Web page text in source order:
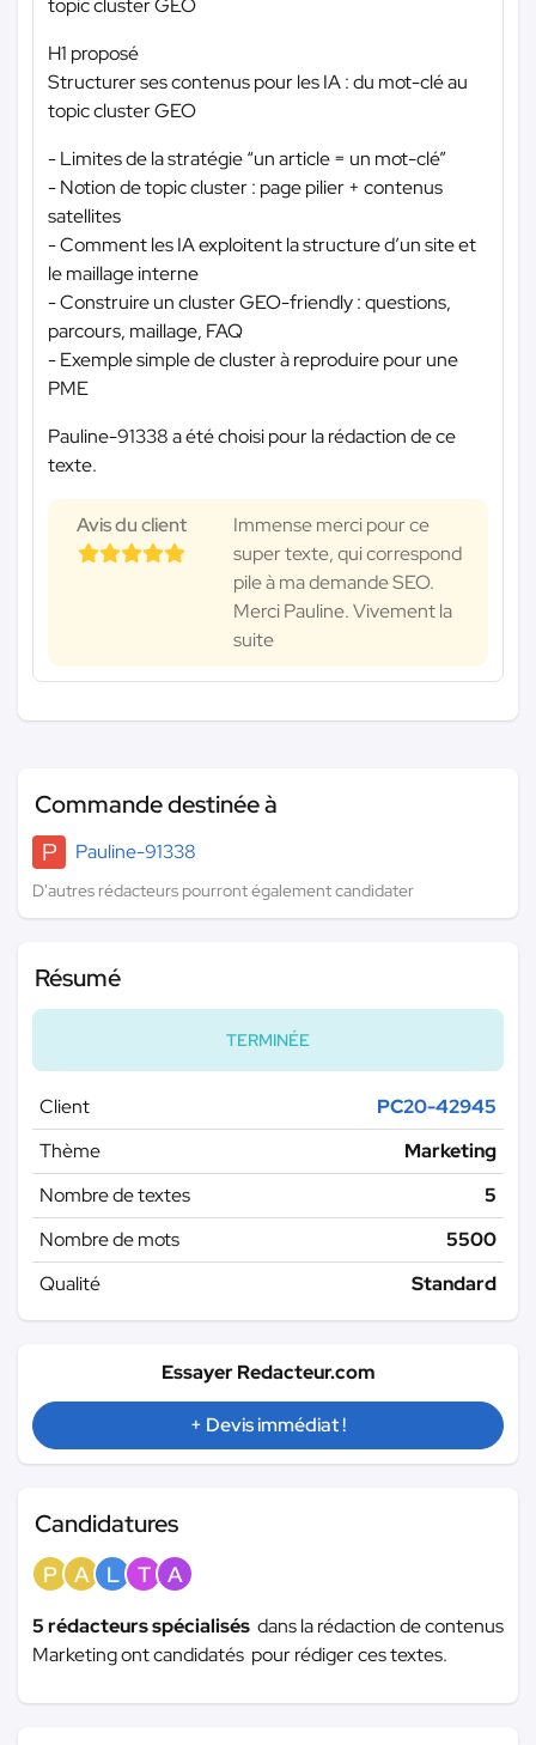
topic cluster GEO
H1 proposé
Structurer ses contenus pour les IA : du mot-clé au
topic cluster GEO
- Limites de la stratégie “un article = un mot-clé”
- Notion de topic cluster : page pilier + contenus
satellites
- Comment les IA exploitent la structure d’un site et
le maillage interne
- Construire un cluster GEO-friendly : questions,
parcours, maillage, FAQ
- Exemple simple de cluster à reproduire pour une
PME
Pauline-91338 a été choisi pour la rédaction de ce
texte.
Avis du client
Immense merci pour ce
super texte, qui correspond
pile à ma demande SEO.
Merci Pauline. Vivement la
suite
Commande destinée à
P
Pauline-91338
D'autres rédacteurs pourront également candidater
Résumé
TERMINÉE
Client
PC20-42945
Thème
Marketing
Nombre de textes
5
Nombre de mots
5500
Qualité
Standard
Essayer Redacteur.com
+ Devis immédiat !
Candidatures
P A L T A
5 rédacteurs spécialisés dans la rédaction de contenus
Marketing ont candidatés pour rédiger ces textes.